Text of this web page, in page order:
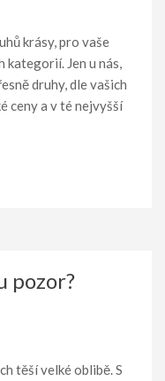
krásy, pro vaše
kategorií. Jen u nás,
druhy, dle vašich
ceny a v té nejvyšší
pozor?
těší velké oblibě. S